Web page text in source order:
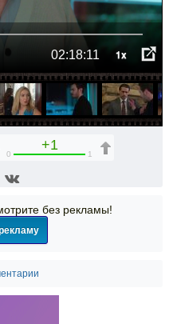
02:18:11 1x
+1
0 1
без рекламы!